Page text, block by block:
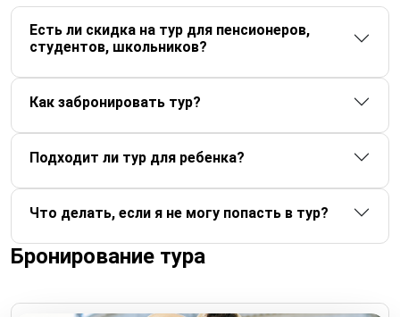
Есть ли скидка на тур для пенсионеров,
студентов, школьников?
Как забронировать тур?
Подходит ли тур для ребенка?
Что делать, если я не могу попасть в тур?
Бронирование тура